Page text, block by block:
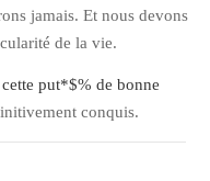
jamais. Et nous devons
de la vie.
cette put*$% de bonne
conquis.